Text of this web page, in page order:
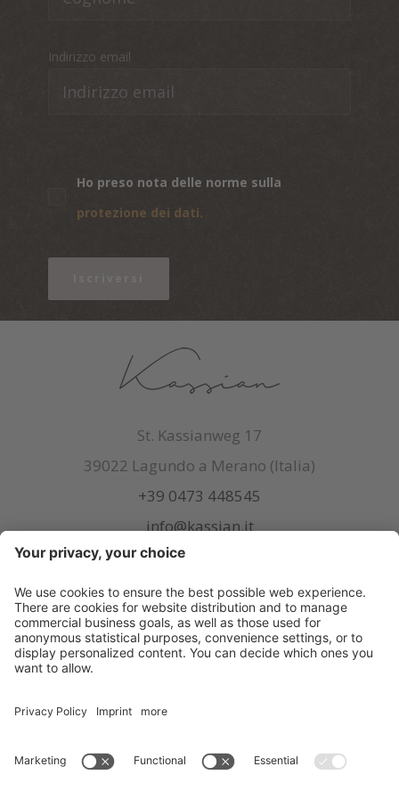
Indirizzo email
Ho preso nota delle norme sulla
protezione dei dati.
St. Kassianweg 17
39022 Lagundo a Merano (Italia)
+39 0473 448545
info@kassian.it
© Kassian. CIN: IT021038A1FXQUMHJW Credits.